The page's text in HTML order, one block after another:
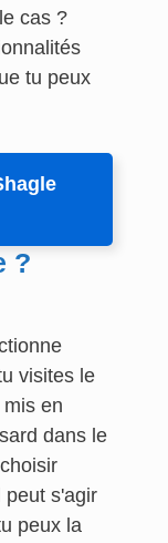
cas ?
tu peux
?
visites le
en
dans le
peut s'agir
peux la